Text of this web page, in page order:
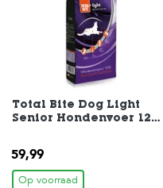
Total Bite Dog Light
Senior Hondenvoer 12
59,99
Op voorraad